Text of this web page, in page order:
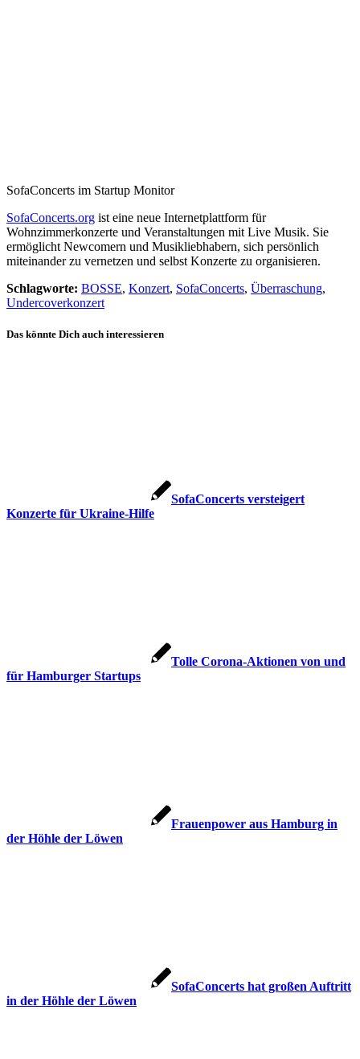
SofaConcerts im Startup Monitor
SofaConcerts.org ist eine neue Internetplattform für
Wohnzimmerkonzerte und Veranstaltungen mit Live Musik. Sie
ermöglicht Newcomern und Musikliebhabern, sich persönlich
miteinander zu vernetzen und selbst Konzerte zu organisieren.
Schlagworte: BOSSE, Konzert, SofaConcerts, Überraschung,
Undercoverkonzert
Das könnte Dich auch interessieren
SofaConcerts versteigert
Konzerte für Ukraine-Hilfe
Tolle Corona-Aktionen von und
für Hamburger Startups
Frauenpower aus Hamburg in
der Höhle der Löwen
SofaConcerts hat großen Auftritt
in der Höhle der Löwen